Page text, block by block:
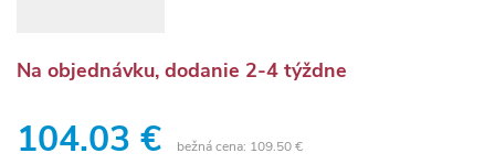
Na objednávku, dodanie 2-4 týždne
104.03 € bežná cena: 109.50 €